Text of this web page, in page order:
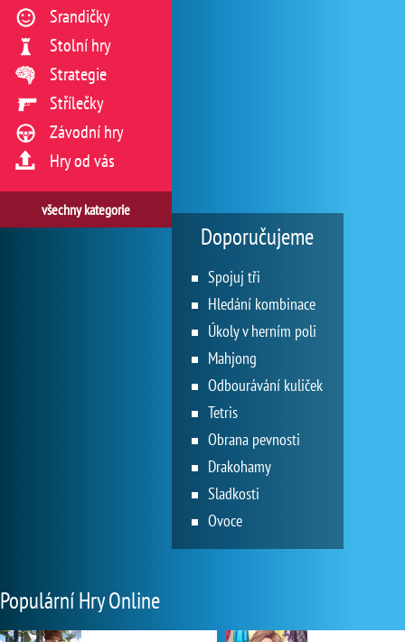
Srandičky
Stolní hry
Strategie
Střílečky
Závodní hry
Hry od vás
všechny kategorie
Doporučujeme
Spojuj tři
Hledání kombinace
Úkoly v herním poli
Mahjong
Odbourávání kuliček
Tetris
Obrana pevnosti
Drakohamy
Sladkosti
Ovoce
Populární Hry Online